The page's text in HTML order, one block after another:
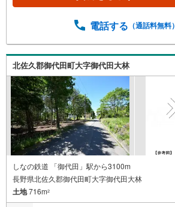
電話する （通話料無料）
北佐久郡御代田町大字御代田大林
しなの鉄道 「御代田」駅から3100m
長野県北佐久郡御代田町大字御代田大林
土地716m2